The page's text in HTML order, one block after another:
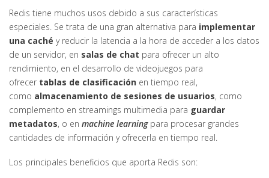
Redis tiene muchos usos debido a sus características
especiales. Se trata de una gran alternativa para implementar
una caché y reducir la latencia a la hora de acceder a los datos
de un servidor, en salas de chat para ofrecer un alto
rendimiento, en el desarrollo de videojuegos para
ofrecer tablas de clasificación en tiempo real,
como almacenamiento de sesiones de usuarios, como
complemento en streamings multimedia para guardar
metadatos, o en machine learningpara procesar grandes
cantidades de información y ofrecerla en tiempo real.
Los principales beneficios que aporta Redis son: